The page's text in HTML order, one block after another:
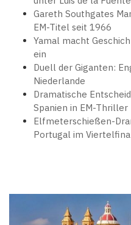
Gareth Southgates
EM-Titel seit 1966
Yamal macht
ein
Duell der Giganten:
Niederlande
Dramatische
Spanien in EM-Thriller
Elfmeterschießen-
Portugal im